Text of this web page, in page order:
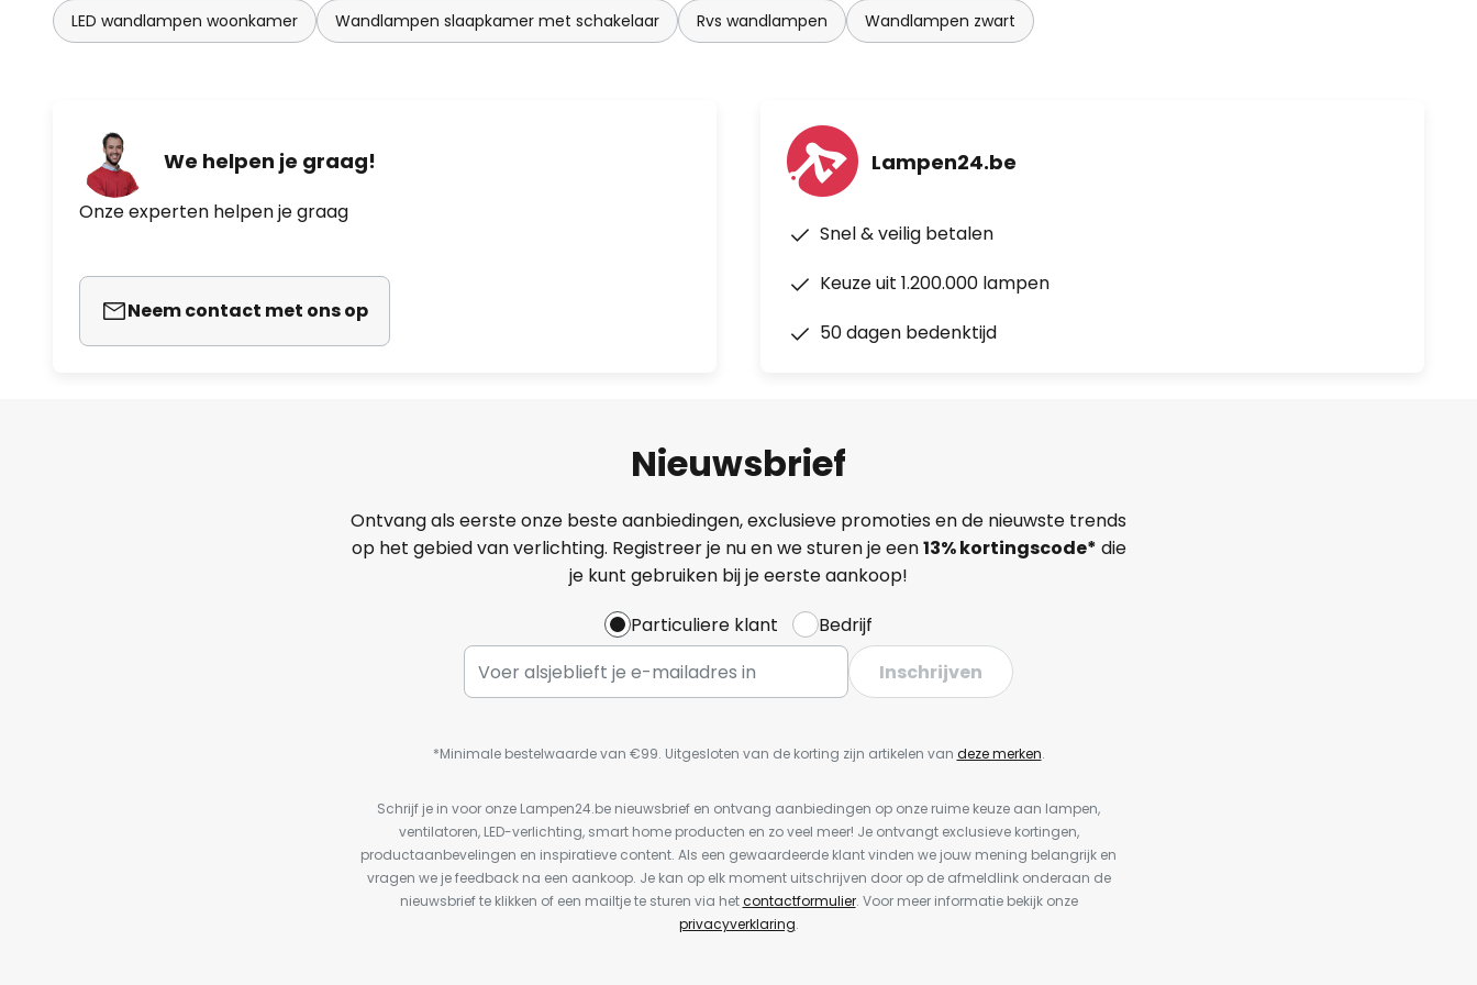
LED wandlampen woonkamer Wandlampen slaapkamer met schakelaar Rvs wandlampen Wandlampen zwart
We helpen je graag!
Onze experten helpen je graag
Neem contact met ons op
Lampen24.be
Snel & veilig betalen
Keuze uit 1.200.000 lampen
50 dagen bedenktijd
Nieuwsbrief
Ontvang als eerste onze beste aanbiedingen, exclusieve promoties en de nieuwste trends
op het gebied van verlichting. Registreer je nu en we sturen je een13%kortingscode* die
je kunt gebruiken bij je eerste aankoop!
Particuliere klant
Bedrijf
Inschrijven
*Minimale bestelwaarde van €99. Uitgesloten van de korting zijn artikelen van deze merken.
Schrijf je in voor onze Lampen24.be nieuwsbrief en ontvang aanbiedingen op onze ruime keuze aan lampen,
ventilatoren, LED-verlichting, smart home producten en zo veel meer! Je ontvangt exclusieve kortingen,
productaanbevelingen en inspiratieve content. Als een gewaardeerde klant vinden we jouw mening belangrijk en
vragen we je feedback na een aankoop. Je kan op elk moment uitschrijven door op de afmeldlink onderaan de
nieuwsbrief te klikken of een mailtje te sturen via hetcontactformulier. Voor meer informatie bekijk onze
privacyverklaring.